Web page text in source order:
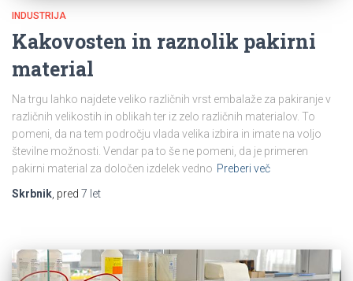
INDUSTRIJA
Kakovosten in raznolik pakirni
material
Na trgu lahko najdete veliko različnih vrst embalaže za pakiranje v
različnih velikostih in oblikah ter iz zelo različnih materialov. To
pomeni, da na tem področju vlada velika izbira in imate na voljo
številne možnosti. Vendar pa to še ne pomeni, da je primeren
pakirni material za določen izdelek vedno Preberi več
Skrbnik, pred 7 let